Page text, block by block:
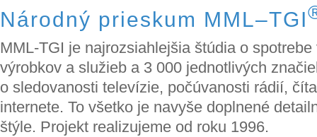
Národný prieskum MML–TGI
MML-TGI je najrozsiahlejšia štúdia o
výrobkov a služieb a 3 000 jednotlivých
o sledovanosti televízie, počúvanosti rádií,
internete. To všetko je navyše doplnené
štýle. Projekt realizujeme od roku 1996.